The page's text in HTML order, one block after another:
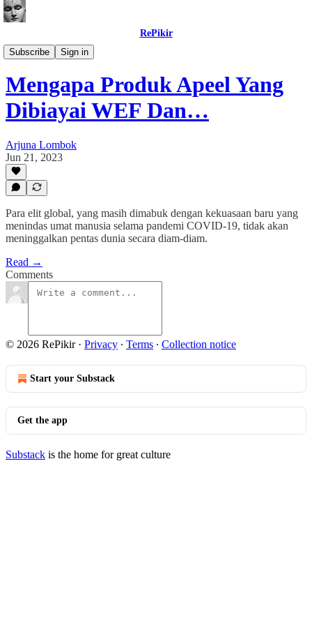
RePikir
Subscribe
Sign in
Buletin
Mengapa Produk Apeel Yang
Dibiayai WEF Dan…
Arjuna Lombok
Jun 21, 2023
Para elit global, yang masih dimabuk dengan kekuasaan baru yang
menindas umat manusia selama pandemi COVID-19, tidak akan
meninggalkan pentas dunia secara diam-diam.
Read →
Comments
© 2026 RePikir· Privacy ∙ Terms ∙ Collection notice
Start your Substack
Get the app
Substack is the home for great culture